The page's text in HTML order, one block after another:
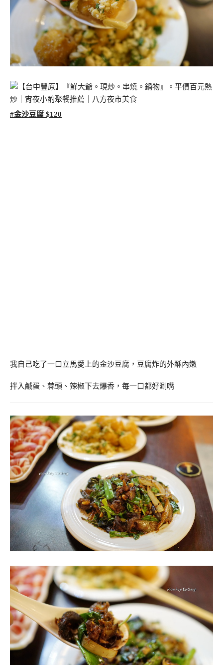
#金沙豆腐 $120
我自己吃了一口立馬愛上的金沙豆腐，豆腐炸的外酥內嫩
拌入鹹蛋、蒜頭、辣椒下去爆香，每一口都好涮嘴